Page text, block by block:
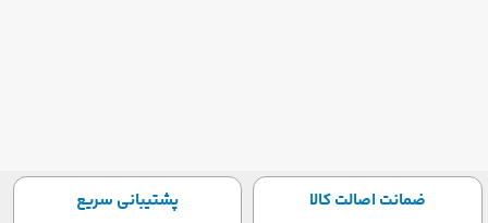
ضمانت اصالت کالا پشتیبانی سریع